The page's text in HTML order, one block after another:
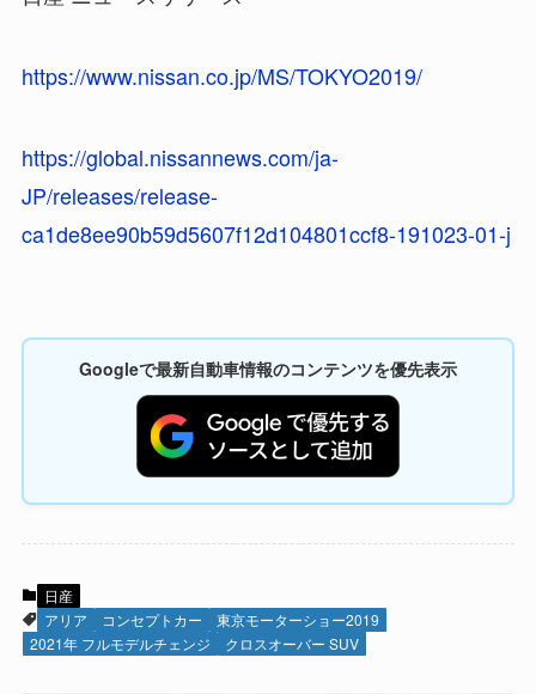
https://www.nissan.co.jp/MS/TOKYO2019/
https://global.nissannews.com/ja-
JP/releases/release-
ca1de8ee90b59d5607f12d104801ccf8-191023-01-j
Googleで最新自動車情報のコンテンツを優先表示
日産
アリア
コンセプトカー
東京モーターショー2019
2021年 フルモデルチェンジ
クロスオーバー SUV